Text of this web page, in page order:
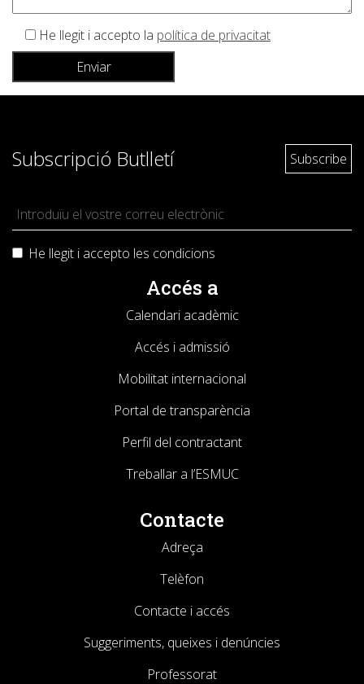
He llegit i accepto la política de privacitat
Subscripció Butlletí
He llegit i accepto les condicions
Accés a
Calendari acadèmic
Accés i admissió
Mobilitat internacional
Portal de transparència
Perfil del contractant
Treballar a l’ESMUC
Contacte
Adreça
Telèfon
Contacte i accés
Suggeriments, queixes i denúncies
Professorat